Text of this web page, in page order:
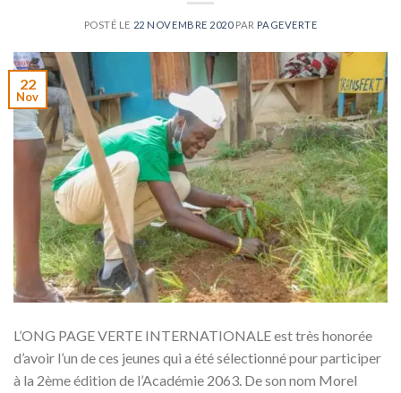
POSTÉ LE 22 NOVEMBRE 2020PAR PAGEVERTE
22
Nov
L’ONG PAGE VERTE INTERNATIONALE est très honorée
d’avoir l’un de ces jeunes qui a été sélectionné pour participer
à la 2ème édition de l’Académie 2063. De son nom Morel